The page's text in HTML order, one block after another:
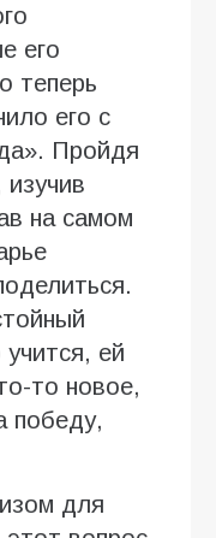
его
теперь
его с
Пройдя
на самом
учится, ей
то новое,
победу,
для